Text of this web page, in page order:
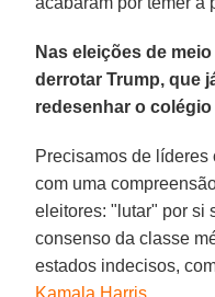
Nas eleições de
derrotar Trump, que
redesenhar o
Precisamos de
com uma
eleitores: "lutar" por si
consenso da classe
estados indecisos,
Kamala Harris